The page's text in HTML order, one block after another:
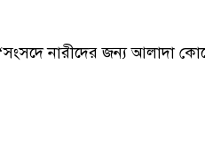
নারীদের জন্য আলাদা